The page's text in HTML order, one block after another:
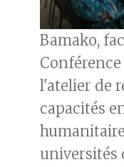
Bamako,
l'atelier de
capacités
universités